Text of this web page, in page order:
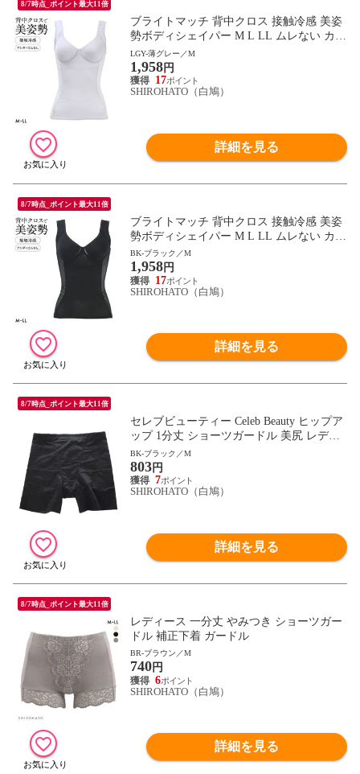
8/7時点_ポイント最大11倍
ブライトマッチ 背中クロス 接触冷感 美姿
勢ボディシェイパー M L LL ムレない カッ
プ付き 着やせ 背中 補正下着 インナー 涼
しい
LGY-薄グレー／M
1,958円
17
SHIROHATO（白鳩）
詳細を見る
8/7時点_ポイント最大11倍
ブライトマッチ 背中クロス 接触冷感 美姿
勢ボディシェイパー M L LL ムレない カッ
プ付き 着やせ 背中 補正下着 インナー 涼
しい
BK-ブラック／M
1,958円
17
SHIROHATO（白鳩）
詳細を見る
8/7時点_ポイント最大11倍
セレブビューティー Celeb Beauty ヒップア
ップ 1分丈 ショーツガードル 美尻 レディ
ース 下着 ロング丈ガードル
BK-ブラック／M
803円
7
SHIROHATO（白鳩）
詳細を見る
8/7時点_ポイント最大11倍
レディース 一分丈 やみつき ショーツガー
ドル 補正下着 ガードル
BR-ブラウン／M
740円
6
SHIROHATO（白鳩）
詳細を見る